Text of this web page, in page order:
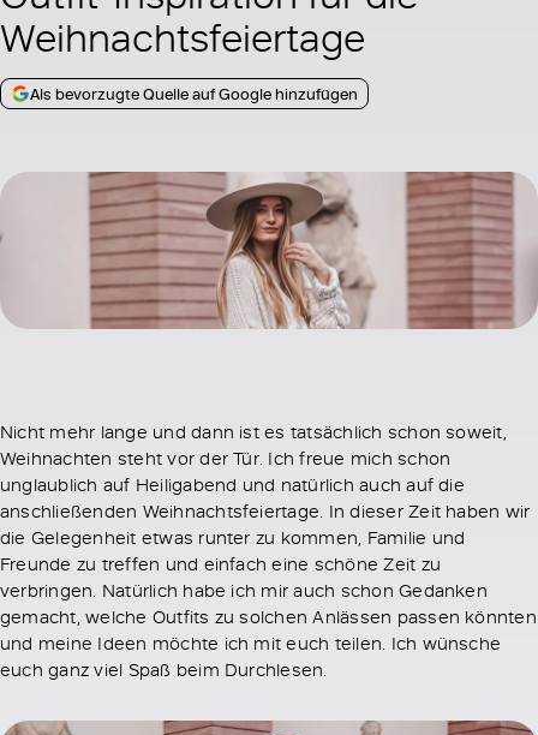
Weihnachtsfeiertage
Als bevorzugte Quelle auf Google hinzufügen
Nicht mehr lange und dann ist es tatsächlich schon soweit,
Weihnachten steht vor der Tür. Ich freue mich schon
unglaublich auf Heiligabend und natürlich auch auf die
anschließenden Weihnachtsfeiertage. In dieser Zeit haben wir
die Gelegenheit etwas runter zu kommen, Familie und
Freunde zu treffen und einfach eine schöne Zeit zu
verbringen. Natürlich habe ich mir auch schon Gedanken
gemacht, welche Outfits zu solchen Anlässen passen könnten
und meine Ideen möchte ich mit euch teilen. Ich wünsche
euch ganz viel Spaß beim Durchlesen.